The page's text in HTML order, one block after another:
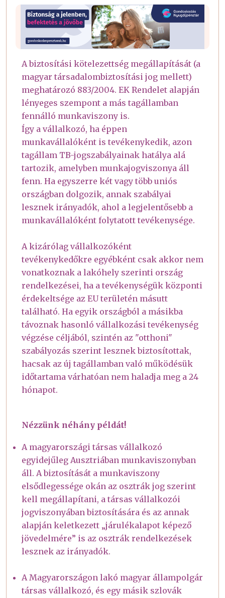
A biztosítási kötelezettség megállapítását (a
magyar társadalombiztosítási jog mellett)
meghatározó 883/2004. EK Rendelet alapján
lényeges szempont a más tagállamban
fennálló munkaviszony is.
Így a vállalkozó, ha éppen
munkavállalóként is tevékenykedik, azon
tagállam TB-jogszabályainak hatálya alá
tartozik, amelyben munkajogviszonya áll
fenn. Ha egyszerre két vagy több uniós
országban dolgozik, annak szabályai
lesznek irányadók, ahol a legjelentősebb a
munkavállalóként folytatott tevékenysége.
A kizárólag vállalkozóként
tevékenykedőkre egyébként csak akkor nem
vonatkoznak a lakóhely szerinti ország
rendelkezései, ha a tevékenységük központi
érdekeltsége az EU területén másutt
található. Ha egyik országból a másikba
távoznak hasonló vállalkozási tevékenység
végzése céljából, szintén az "otthoni"
szabályozás szerint lesznek biztosítottak,
hacsak az új tagállamban való működésük
időtartama várhatóan nem haladja meg a 24
hónapot.
Nézzünk néhány példát!
A magyarországi társas vállalkozó
egyidejűleg Ausztriában munkaviszonyban
áll. A biztosítását a munkaviszony
elsődlegessége okán az osztrák jog szerint
kell megállapítani, a társas vállalkozói
jogviszonyában biztosítására és az annak
alapján keletkezett „járulékalapot képező
jövedelmére” is az osztrák rendelkezések
lesznek az irányadók.
A Magyarországon lakó magyar állampolgár
társas vállalkozó, és egy másik szlovák